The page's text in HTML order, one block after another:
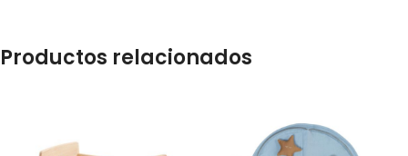
Productos relacionados